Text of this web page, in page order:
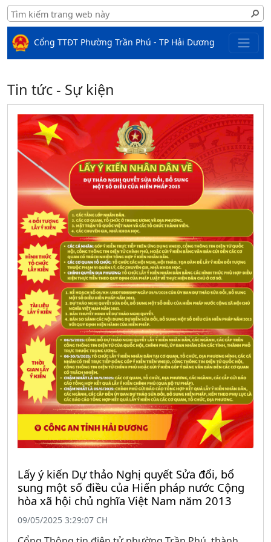
Cổng TTĐT Phường Trần Phú - TP Hải Dương
Tin tức - Sự kiện
Lấy ý kiến Dự thảo Nghị quyết Sửa đổi, bổ
sung một số điều của Hiến pháp nước Cộng
hòa xã hội chủ nghĩa Việt Nam năm 2013
09/05/2025 3:29:07 CH